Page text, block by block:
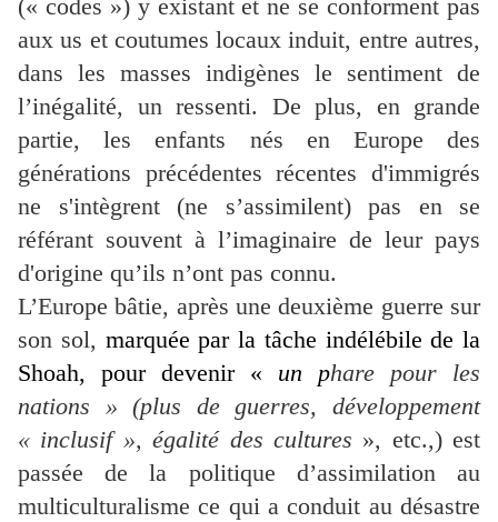
(« codes ») y existant et ne se conforment pas
aux us et coutumes locaux induit, entre autres,
dans les masses indigènes le sentiment de
l’inégalité, un ressenti. De plus, en grande
partie,les enfants nés en Europe des
générations précédentes récentes d'immigrés
ne s'intègrent (ne s’assimilent) pas en se
référant souvent à l’imaginaire de leur pays
d'origine qu’ils n’ont pas connu.
L’Europe bâtie, après une deuxième guerre sur
son sol, marquée par la tâche indélébile de la
Shoah, pour devenir « un phare pour les
nations » (plus de guerres, développement
« inclusif », égalité des cultures », etc.,) est
passée de la politique d’assimilation au
multiculturalisme ce qui a conduit au désastre